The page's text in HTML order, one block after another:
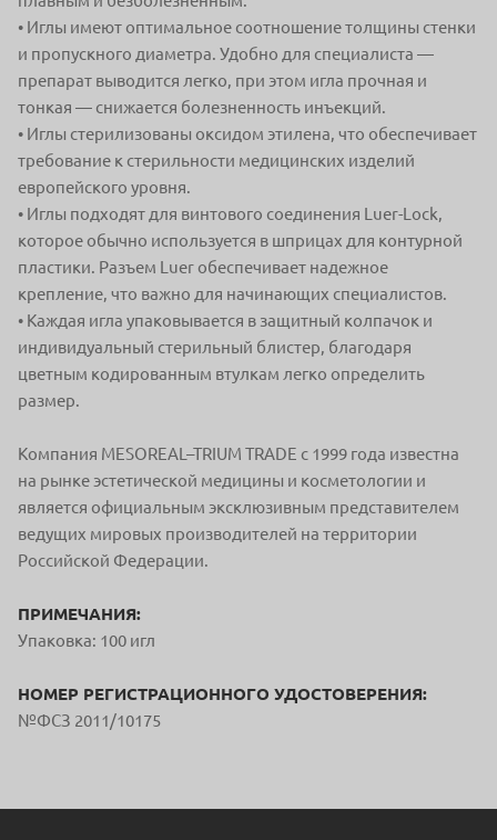
• Иглы имеют оптимальное соотношение толщины стенки
и пропускного диаметра. Удобно для специалиста —
препарат выводится легко, при этом игла прочная и
тонкая — снижается болезненность инъекций.
• Иглы стерилизованы оксидом этилена, что обеспечивает
требование к стерильности медицинских изделий
европейского уровня.
• Иглы подходят для винтового соединения Luer-Lock,
которое обычно используется в шприцах для контурной
пластики. Разъем Luer обеспечивает надежное
крепление, что важно для начинающих специалистов.
• Каждая игла упаковывается в защитный колпачок и
индивидуальный стерильный блистер, благодаря
цветным кодированным втулкам легко определить
размер.
Компания MESOREAL–TRIUM TRADE с 1999 года известна
на рынке эстетической медицины и косметологии и
является официальным эксклюзивным представителем
ведущих мировых производителей на территории
Российской Федерации.
ПРИМЕЧАНИЯ:
Упаковка: 100 игл
НОМЕР РЕГИСТРАЦИОННОГО УДОСТОВЕРЕНИЯ:
№ФСЗ 2011/10175